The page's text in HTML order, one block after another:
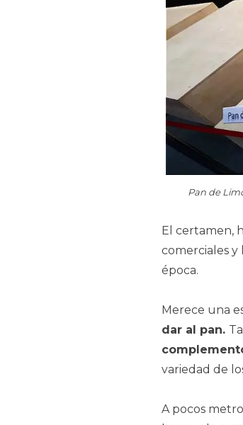
Pan de
El certamen,
comerciales y
época.
Merece una
dar al pan.
variedad de
A pocos